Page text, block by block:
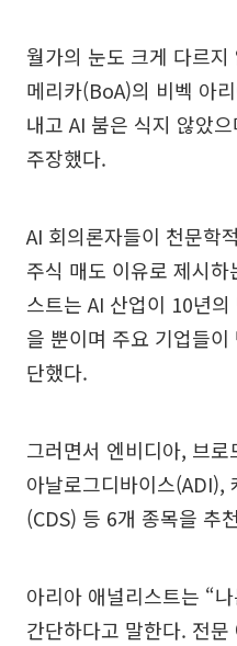
월가의 눈도 크게 다르
메리카(BoA)의 비벡 아
내고 AI 붐은 식지 않았
주장했다.
AI 회의론자들이 천문학
주식 매도 이유로 제시
스트는 AI 산업이 10년
을 뿐이며 주요 기업들
단했다.
그러면서 엔비디아, 브
아날로그디바이스(ADI),
(CDS) 등 6개 종목을 추
아리아 애널리스트는 “
간단하다고 말한다. 전